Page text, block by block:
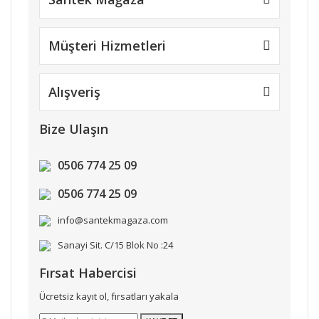
Gönder
Müşteri Hizmetleri
Alışveriş
Bize Ulaşın
0506 774 25 09
0506 774 25 09
info@santekmagaza.com
Sanayi Sit. C/15 Blok No :24
Fırsat Habercisi
Ücretsiz kayıt ol, fırsatları yakala